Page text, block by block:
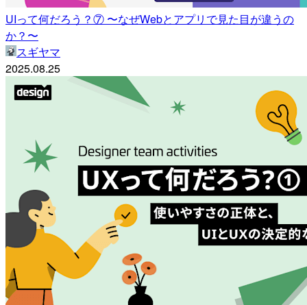
UIって何だろう？⑦ 〜なぜWebとアプリで見た目が違うの
か？〜
スギヤマ
2025.08.25